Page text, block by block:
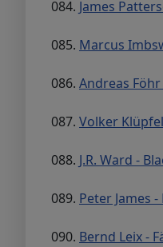
084. James
085. Marcus
086. Andreas
087. Volker
088. J.R. Ward -
089. Peter James
090. Bernd Leix -